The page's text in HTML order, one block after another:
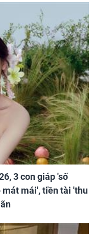
3 con giáp 'số
mát mái', tiền tài 'thu